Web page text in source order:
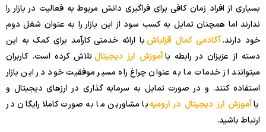
بسیاری از افراد زمان کافی برای فراگیری دانش مربوط به فعالیت در بازار را
ندارند اما همچنان تمایل به کسب سود از این بازار را به عنوان شغل دوم
خود دارند.آکادمی کمال قزلباشبا ارائه خدمتی کارآمد برای کمک به این
دسته از عزیزان در رابطه باآموزش ارز دیجیتالتلاش کرده است. کاربران
میتوانند از خدمات ما به عنوان چراغ راه مسیر موفقیت خود در این بازار
استفاده کنند. و در صورت تمایل به سرمایه گذاری در ارزهای دیجیتال و
یاآموزش ارز دیجیتال در ارومیهبا مشاورین ما به صورت کاملا رایگان در
ارتباط باشید.